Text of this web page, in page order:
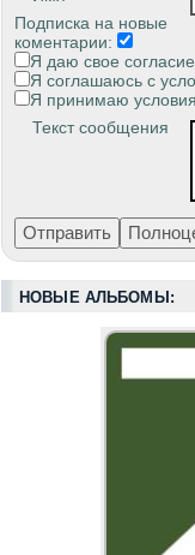
Подписка на новые
коментарии:
Я даю свое
Я соглашаюсь с
Я принимаю условия
Текст сообщения
НОВЫЕ АЛЬБОМЫ: